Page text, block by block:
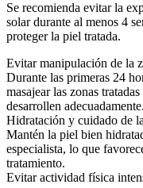
Se recomienda evitar la
solar durante al menos 4
proteger la piel tratada.
Evitar manipulación de la
Durante las primeras 24
masajear las zonas
desarrollen adecuadamente.
Hidratación y cuidado de
Mantén la piel bien
especialista, lo que
tratamiento.
Evitar actividad física